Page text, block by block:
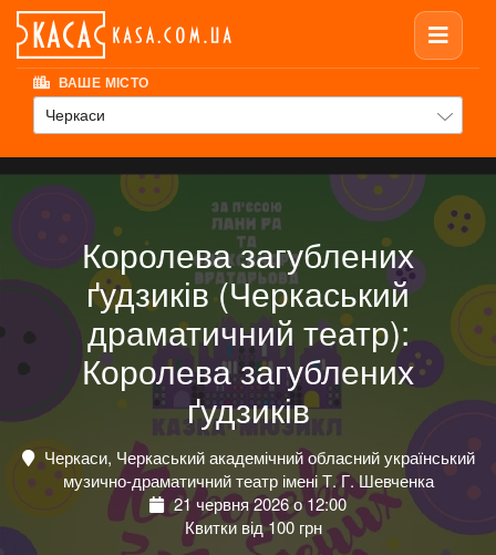
ВАШЕ МІСТО
Черкаси
Королева загублених
ґудзиків (Черкаський
драматичний театр):
Королева загублених
ґудзиків
Черкаси, Черкаський академічний обласний український
музично-драматичний театр імені Т. Г. Шевченка
21 червня 2026 о 12:00
Квитки від 100 грн